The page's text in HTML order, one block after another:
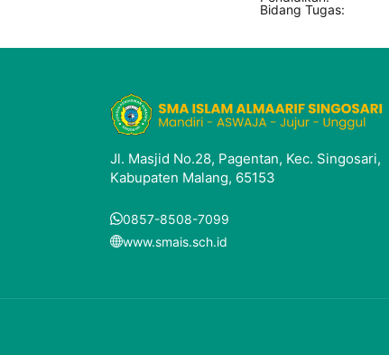
Bidang Tugas:
Jl. Masjid No.28, Pagentan, Kec. Singosari,
Kabupaten Malang, 65153
0857-8508-7099
www.smais.sch.id